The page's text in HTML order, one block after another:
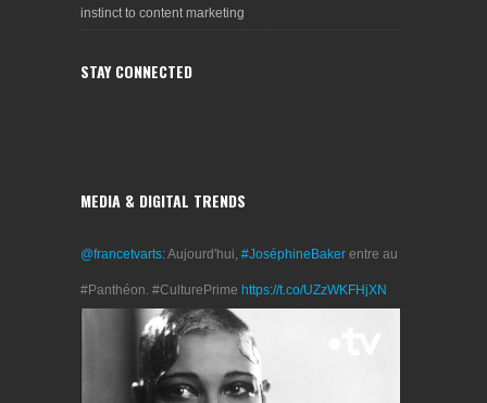
instinct to content marketing
STAY CONNECTED
MEDIA & DIGITAL TRENDS
@francetvarts: Aujourd'hui, #JoséphineBaker entre au
#Panthéon. #CulturePrime https://t.co/UZzWKFHjXN